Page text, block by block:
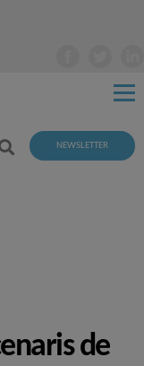
NEWSLETTER
de